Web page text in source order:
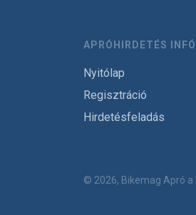
APRÓHIRDETÉS
Nyitólap
Regisztráció
Hirdetésfeladás
© 2026, Bikemag Apró